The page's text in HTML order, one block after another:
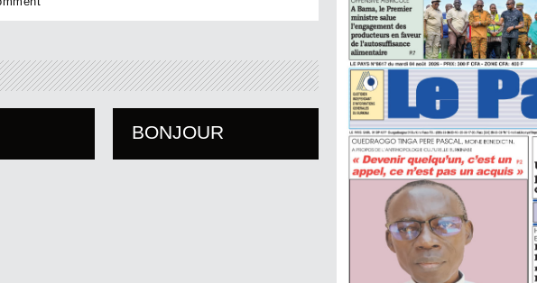
BONJOUR